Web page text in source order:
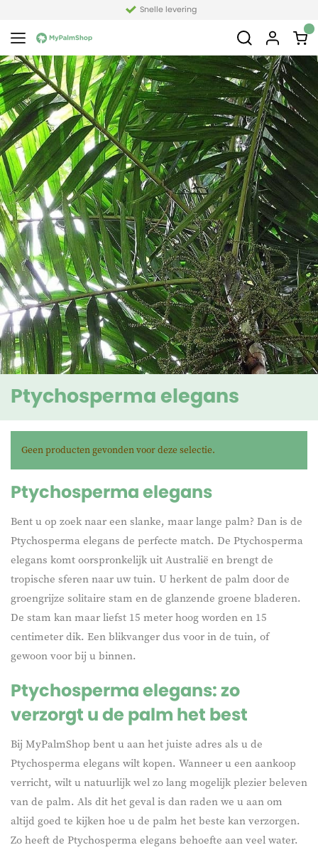
Snelle levering
Ptychosperma elegans
Geen producten gevonden voor deze selectie.
Ptychosperma elegans
Bent u op zoek naar een slanke, maar lange palm? Dan is de
Ptychosperma elegans de perfecte match. De Ptychosperma
elegans komt oorspronkelijk uit Australië en brengt de
tropische sferen naar uw tuin. U herkent de palm door de
groengrijze solitaire stam en de glanzende groene bladeren.
De stam kan maar liefst 15 meter hoog worden en 15
centimeter dik. Een blikvanger dus voor in de tuin, of
gewoon voor bij u binnen.
Ptychosperma elegans: zo
verzorgt u de palm het best
Bij MyPalmShop bent u aan het juiste adres als u de
Ptychosperma elegans wilt kopen. Wanneer u een aankoop
verricht, wilt u natuurlijk wel zo lang mogelijk plezier beleven
van de palm. Als dit het geval is dan raden we u aan om
altijd goed te kijken hoe u de palm het beste kan verzorgen.
Zo heeft de Ptychosperma elegans behoefte aan veel water.